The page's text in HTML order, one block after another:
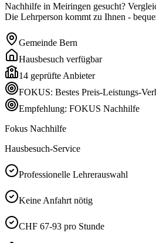
Nachhilfe in Meiringen gesucht?
Die Lehrperson kommt zu Ihnen -
Gemeinde Bern
Hausbesuch verfügbar
14 geprüfte Anbieter
FOKUS: Bestes Preis-Leistungs-
Empfehlung: FOKUS Nachhilfe
Fokus Nachhilfe
Hausbesuch-Service
Professionelle Lehrerauswahl
Keine Anfahrt nötig
CHF 67-93 pro Stunde